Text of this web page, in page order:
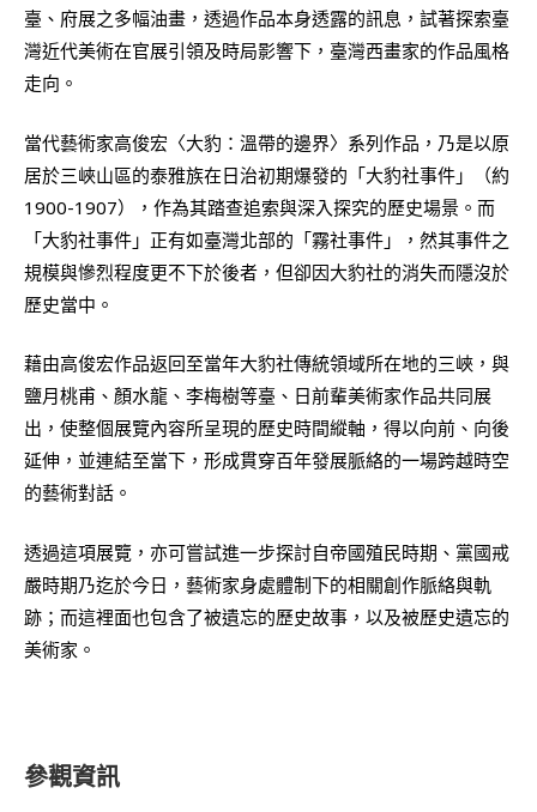
臺、府展之多幅油畫，透過作品本身透露的訊息，試著探索臺
灣近代美術在官展引領及時局影響下，臺灣西畫家的作品風格
走向。
當代藝術家高俊宏〈大豹：溫帶的邊界〉系列作品，乃是以原
居於三峽山區的泰雅族在日治初期爆發的「大豹社事件」（約
1900-1907），作為其踏查追索與深入探究的歷史場景。而
「大豹社事件」正有如臺灣北部的「霧社事件」，然其事件之
規模與慘烈程度更不下於後者，但卻因大豹社的消失而隱沒於
歷史當中。
藉由高俊宏作品返回至當年大豹社傳統領域所在地的三峽，與
鹽月桃甫、顏水龍、李梅樹等臺、日前輩美術家作品共同展
出，使整個展覽內容所呈現的歷史時間縱軸，得以向前、向後
延伸，並連結至當下，形成貫穿百年發展脈絡的一場跨越時空
的藝術對話。
透過這項展覽，亦可嘗試進一步探討自帝國殖民時期、黨國戒
嚴時期乃迄於今日，藝術家身處體制下的相關創作脈絡與軌
跡；而這裡面也包含了被遺忘的歷史故事，以及被歷史遺忘的
美術家。
參觀資訊